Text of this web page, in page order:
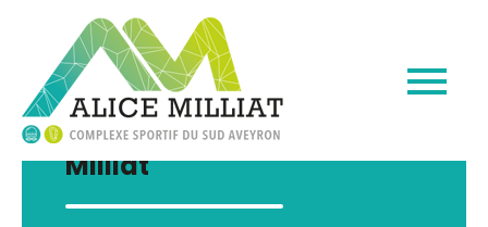
Complexe sportif Alice
Milliat